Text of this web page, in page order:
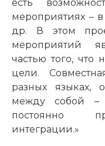
есть
мероприятиях –
др. В этом
мероприятий
частью того, что
цели.
разных языках,
между собой –
постоянно
интеграции.»